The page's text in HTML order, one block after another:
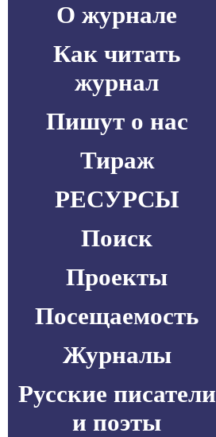
О журнале
Как читать
журнал
Пишут о нас
Тираж
РЕСУРСЫ
Поиск
Проекты
Посещаемость
Журналы
Русские писатели
и поэты